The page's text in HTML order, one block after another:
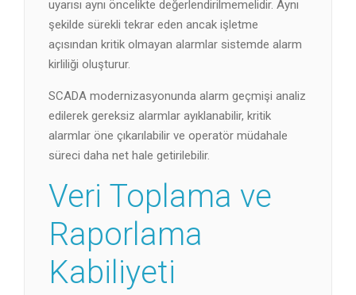
uyarısı aynı öncelikte değerlendirilmemelidir. Aynı
şekilde sürekli tekrar eden ancak işletme
açısından kritik olmayan alarmlar sistemde alarm
kirliliği oluşturur.
SCADA modernizasyonunda alarm geçmişi analiz
edilerek gereksiz alarmlar ayıklanabilir, kritik
alarmlar öne çıkarılabilir ve operatör müdahale
süreci daha net hale getirilebilir.
Veri Toplama ve
Raporlama
Kabiliyeti